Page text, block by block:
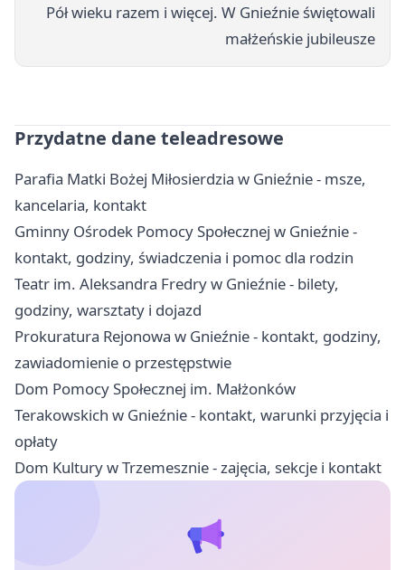
Pół wieku razem i więcej. W Gnieźnie świętowali
małżeńskie jubileusze
Przydatne dane teleadresowe
Parafia Matki Bożej Miłosierdzia w Gnieźnie - msze,
kancelaria, kontakt
Gminny Ośrodek Pomocy Społecznej w Gnieźnie -
kontakt, godziny, świadczenia i pomoc dla rodzin
Teatr im. Aleksandra Fredry w Gnieźnie - bilety,
godziny, warsztaty i dojazd
Prokuratura Rejonowa w Gnieźnie - kontakt, godziny,
zawiadomienie o przestępstwie
Dom Pomocy Społecznej im. Małżonków
Terakowskich w Gnieźnie - kontakt, warunki przyjęcia i
opłaty
Dom Kultury w Trzemesznie - zajęcia, sekcje i kontakt